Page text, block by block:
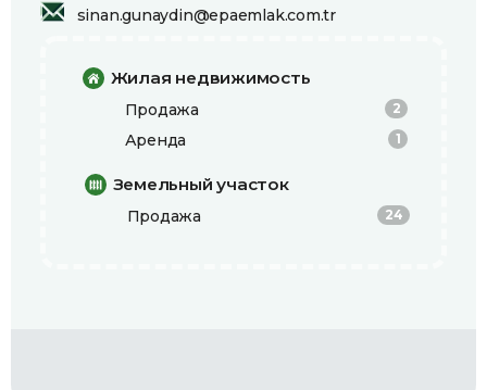
sinan.gunaydin@epaemlak.com.tr
Жилая недвижимость
Продажа 2
Аренда 1
Земельный участок
Продажа 24